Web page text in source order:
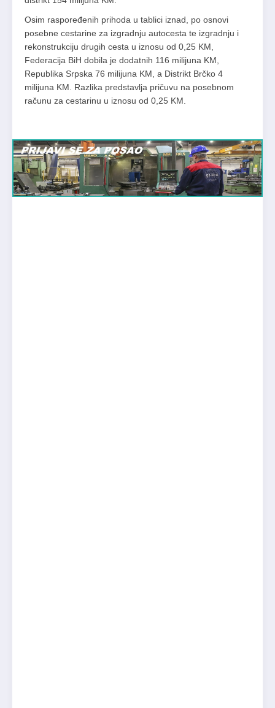
Osim raspoređenih prihoda u tablici iznad, po osnovi
posebne cestarine za izgradnju autocesta te izgradnju i
rekonstrukciju drugih cesta u iznosu od 0,25 KM,
Federacija BiH dobila je dodatnih 116 milijuna KM,
Republika Srpska 76 milijuna KM, a Distrikt Brčko 4
milijuna KM. Razlika predstavlja pričuvu na posebnom
računu za cestarinu u iznosu od 0,25 KM.